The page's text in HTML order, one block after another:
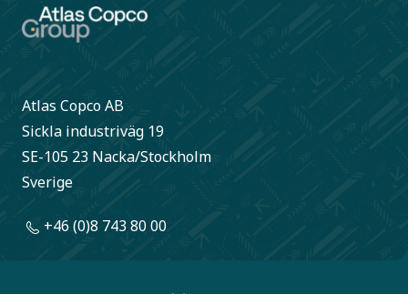
Atlas Copco AB
Sickla industriväg 19
SE-105 23 Nacka/Stockholm
Sverige
+46 (0)8 743 80 00